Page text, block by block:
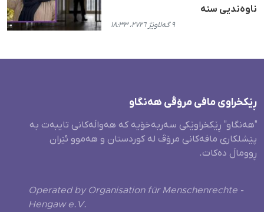
ناوەندیی سنە
٩ گەلاوێژ ٢٧٢٦، ١٨:٣٣
ڕێکخراوی مافی مرۆڤی هەنگاو
"هەنگاو" ڕێکخراوێکی سەربەخۆیە کە هەواڵەکانی تایبەت بە
پێشلکاری مافەکانی مرۆڤ لە کوردستان و هەموو ئێران
ڕووماڵ دەکات.
Operated by Organisation für Menschenrechte -
Hengaw e.V.